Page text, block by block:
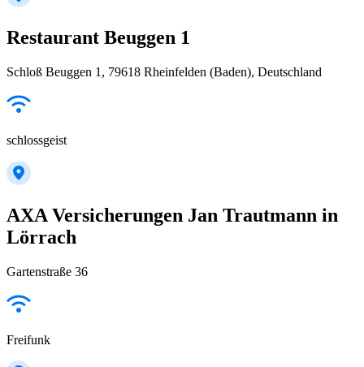
Restaurant Beuggen 1
Schloß Beuggen 1, 79618 Rheinfelden (Baden), Deutschland
schlossgeist
AXA Versicherungen Jan Trautmann in
Lörrach
Gartenstraße 36
Freifunk